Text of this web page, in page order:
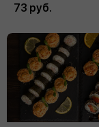
73 руб.